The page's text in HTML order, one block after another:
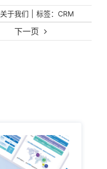
下一页
关于我们 | 标签： CRM